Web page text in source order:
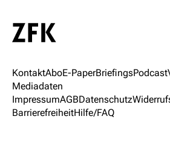
KontaktAboE-PaperBriefingsPodcast
Mediadaten
ImpressumAGBDatenschutz
BarrierefreiheitHilfe/FAQ